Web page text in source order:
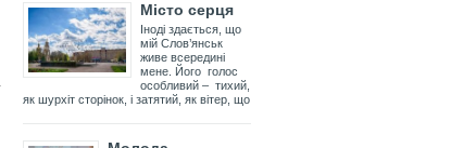
Місто серця
Іноді здається, що
мій Слов’янськ
живе всередині
мене. Його голос
особливий – тихий,
як шурхіт сторінок, і затятий, як вітер, що